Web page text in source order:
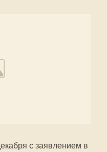
с заявлением в